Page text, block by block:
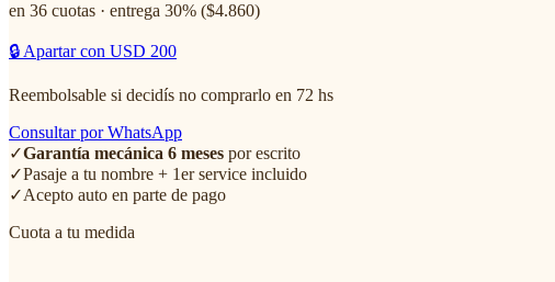
en 36 cuotas · entrega 30% ($4.860)
🔒 Apartar con USD 200
Reembolsable si decidís no comprarlo en 72 hs
Consultar por WhatsApp
✓Garantía mecánica 6 meses por escrito
✓Pasaje a tu nombre + 1er service incluido
✓Acepto auto en parte de pago
Cuota a tu medida